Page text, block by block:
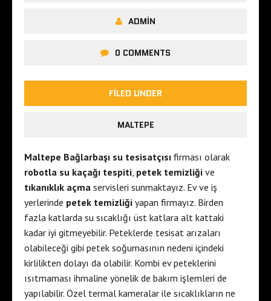
ADMIN
0 COMMENTS
FILED UNDER
MALTEPE
Maltepe Bağlarbaşı su tesisatçısı firması olarak
robotla su kaçağı tespiti petek temizliği ve
tıkanıklık açma servisleri sunmaktayız. Ev ve iş
yerlerinde petek temizliği yapan firmayız. Birden
fazla katlarda su sıcaklığı üst katlara alt kattaki
kadar iyi gitmeyebilir. Peteklerde tesisat arızaları
olabileceği gibi petek soğumasının nedeni içindeki
kirlilikten dolayı da olabilir. Kombi ev peteklerini
ısıtmaması ihmaline yönelik de bakım işlemleri de
yapılabilir. Özel termal kameralar ile sıcaklıkların ne